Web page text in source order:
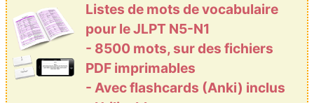
Listes de mots de vocabulaire
pour le JLPT N5-N1
- 8500 mots, sur des fichiers
PDF imprimables
- Avec flashcards (Anki) inclus